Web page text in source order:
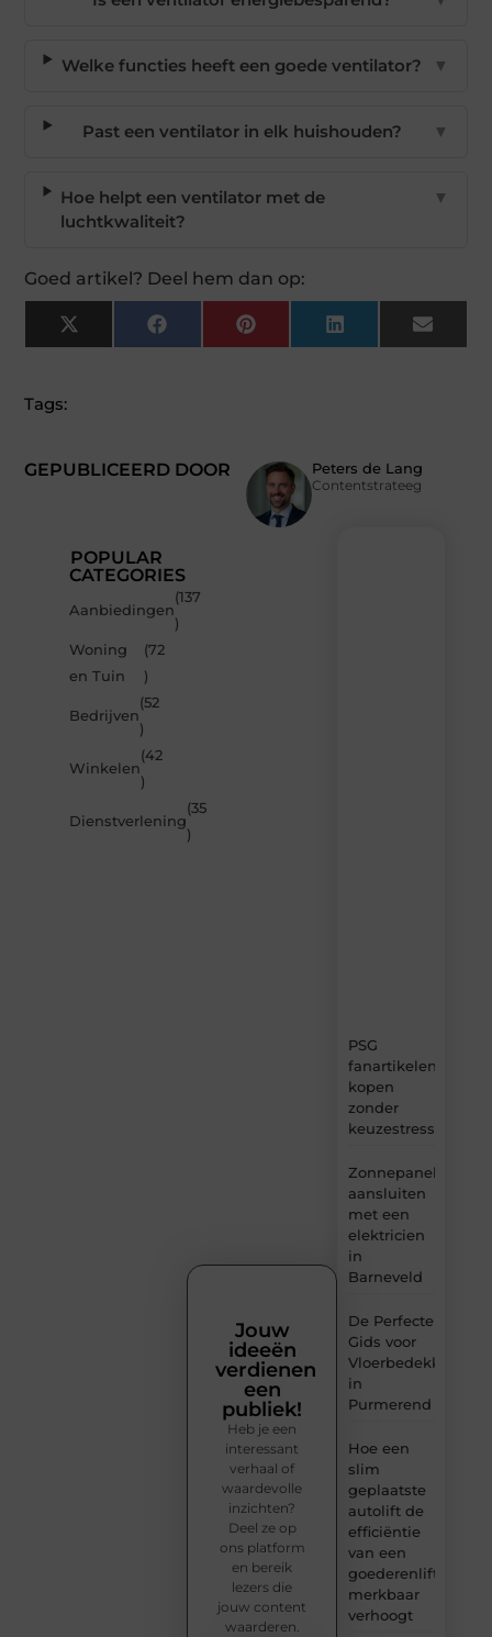
Welke functies heeft een goede ventilator? ▼
Past een ventilator in elk huishouden? ▼
Hoe helpt een ventilator met de
luchtkwaliteit?
▼
Goed artikel? Deel hem dan op:
X
(Twitter)
FacebookPinterest LinkedIn Email
GEPUBLICEERD DOOR Peters de Lang
Contentstrateeg
Tags:
POPULAR
CATEGORIES
Aanbiedingen
(137
)
Woning
en Tuin
(72
)
Bedrijven
(52
)
Winkelen
(42
)
Dienstverlening
(35
)
PSG
fanartikelen
kopen
zonder
keuzestress
Zonnepanelen
aansluiten
met een
elektricien
in
Barneveld
De Perfecte
Gids voor
Vloerbedekking
in
Purmerend
Hoe een
slim
geplaatste
autolift de
efficiëntie
van een
goederenlift
merkbaar
verhoogt
Jouw
ideeën
verdienen
een
publiek!
Heb je een
interessant
verhaal of
waardevolle
inzichten?
Deel ze op
ons platform
en bereik
lezers die
jouw content
waarderen.